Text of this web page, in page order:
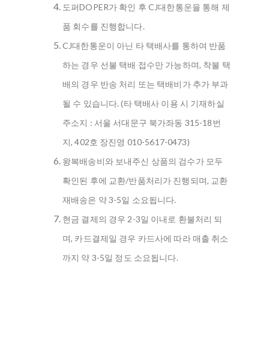
도퍼DOPER가 확인 후 CJ대한통운을 통해 제
품 회수를 진행합니다.
CJ대한통운이 아닌 타 택배사를 통하여 반품
하는 경우 선불 택배 접수만 가능하며, 착불 택
배의 경우 반송 처리 또는 택배비가 추가 부과
될 수 있습니다. (타 택배사 이용 시 기재하실
주소지 : 서울 서대문구 북가좌동 315-18번
지, 402호 장진영 010-5617-0473)
왕복배송비와 보내주신 상품의 검수가 모두
확인된 후에 교환/반품처리가 진행되며, 교환
재배송은 약 3-5일 소요됩니다.
현금 결제의 경우 2-3일 이내로 환불처리 되
며, 카드결제일 경우 카드사에 따라 매출 취소
까지 약 3-5일 정도 소요됩니다.